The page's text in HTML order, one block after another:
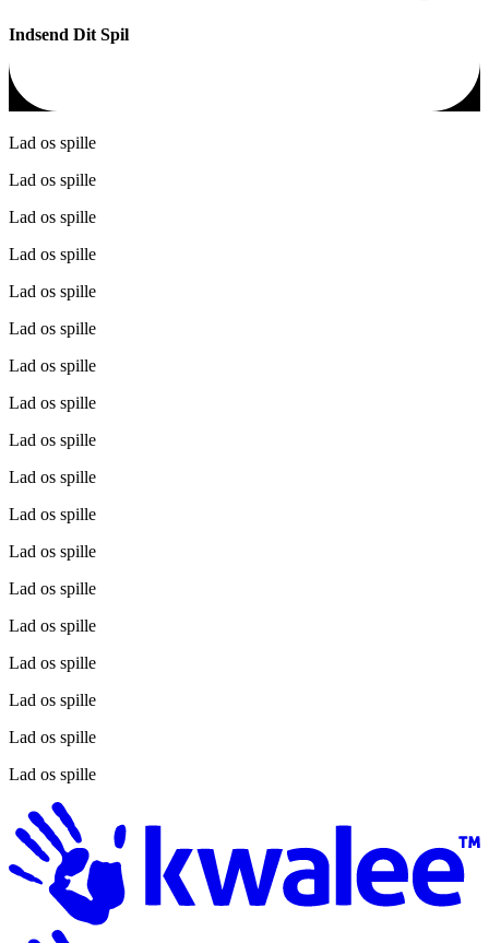
Indsend Dit Spil
Lad os spille
Lad os spille
Lad os spille
Lad os spille
Lad os spille
Lad os spille
Lad os spille
Lad os spille
Lad os spille
Lad os spille
Lad os spille
Lad os spille
Lad os spille
Lad os spille
Lad os spille
Lad os spille
Lad os spille
Lad os spille